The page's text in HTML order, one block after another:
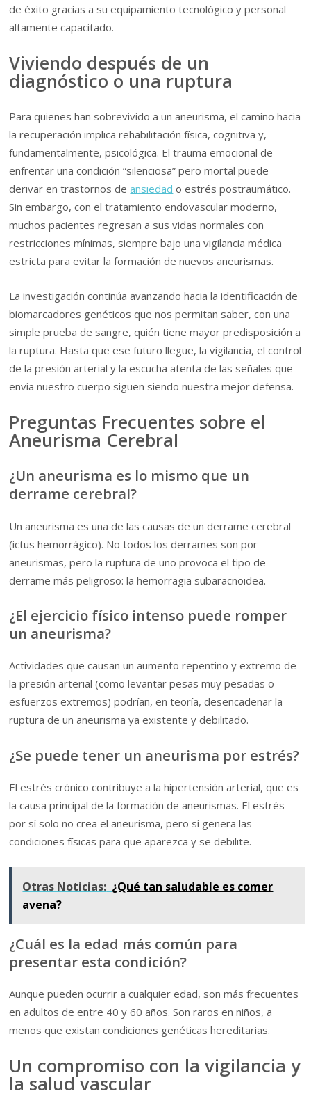
de éxito gracias a su equipamiento tecnológico y personal
altamente capacitado.
Viviendo después de un
diagnóstico o una ruptura
Para quienes han sobrevivido a un aneurisma, el camino hacia
la recuperación implica rehabilitación física, cognitiva y,
fundamentalmente, psicológica. El trauma emocional de
enfrentar una condición “silenciosa” pero mortal puede
derivar en trastornos deansiedad o estrés postraumático.
Sin embargo, con el tratamiento endovascular moderno,
muchos pacientes regresan a sus vidas normales con
restricciones mínimas, siempre bajo una vigilancia médica
estricta para evitar la formación de nuevos aneurismas.
La investigación continúa avanzando hacia la identificación de
biomarcadores genéticos que nos permitan saber, con una
simple prueba de sangre, quién tiene mayor predisposición a
la ruptura. Hasta que ese futuro llegue, la vigilancia, el control
de la presión arterial y la escucha atenta de las señales que
envía nuestro cuerpo siguen siendo nuestra mejor defensa.
Preguntas Frecuentes sobre el
Aneurisma Cerebral
¿Un aneurisma es lo mismo que un
derrame cerebral?
Un aneurisma es una de las causas de un derrame cerebral
(ictus hemorrágico). No todos los derrames son por
aneurismas, pero la ruptura de uno provoca el tipo de
derrame más peligroso: la hemorragia subaracnoidea.
¿El ejercicio físico intenso puede romper
un aneurisma?
Actividades que causan un aumento repentino y extremo de
la presión arterial (como levantar pesas muy pesadas o
esfuerzos extremos) podrían, en teoría, desencadenar la
ruptura de un aneurisma ya existente y debilitado.
¿Se puede tener un aneurisma por estrés?
El estrés crónico contribuye a la hipertensión arterial, que es
la causa principal de la formación de aneurismas. El estrés
por sí solo no crea el aneurisma, pero sí genera las
condiciones físicas para que aparezca y se debilite.
Otras Noticias: ¿Qué tan saludable es comer
avena?
¿Cuál es la edad más común para
presentar esta condición?
Aunque pueden ocurrir a cualquier edad, son más frecuentes
en adultos de entre 40 y 60 años. Son raros en niños, a
menos que existan condiciones genéticas hereditarias.
Un compromiso con la vigilancia y
la salud vascular